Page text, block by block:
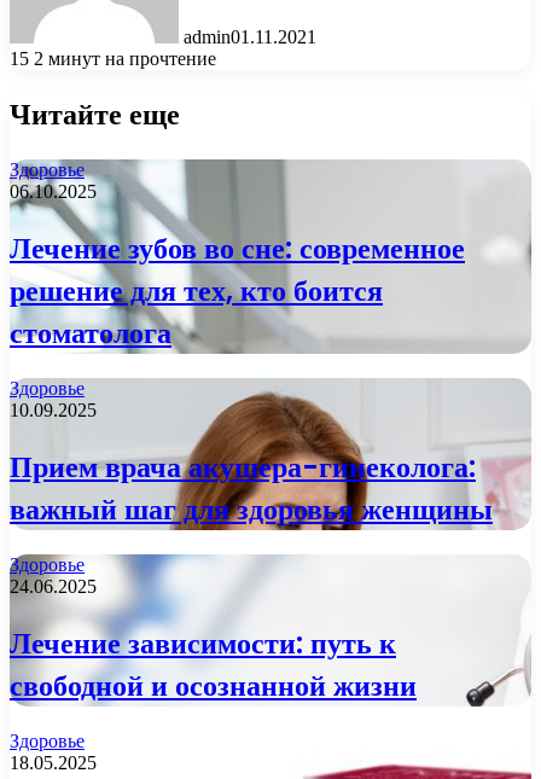
admin01.11.2021
15 2 минут на прочтение
Читайте еще
Здоровье
06.10.2025
Лечение зубов во сне: современное
решение для тех, кто боится
стоматолога
Здоровье
10.09.2025
Прием врача акушера-гинеколога:
важный шаг для здоровья женщины
Здоровье
24.06.2025
Лечение зависимости: путь к
свободной и осознанной жизни
Здоровье
18.05.2025